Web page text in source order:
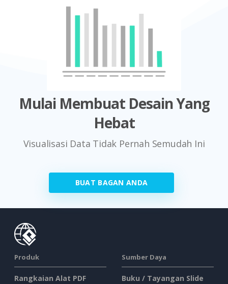
Mulai Membuat Desain Yang
Hebat
Visualisasi Data Tidak Pernah Semudah Ini
BUAT BAGAN ANDA
Produk
Rangkaian Alat PDF
Sumber Daya
Buku / Tayangan Slide